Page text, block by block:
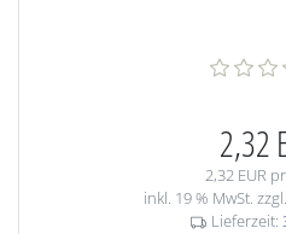
2,32
2,32 EUR
inkl. 19 % MwSt. zzgl.
Lieferzeit: